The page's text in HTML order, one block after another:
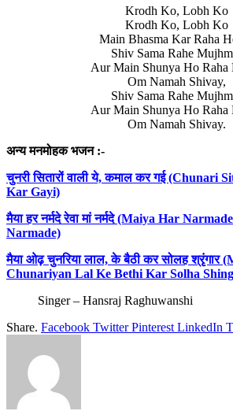
Krodh Ko, Lobh Ko
Krodh Ko, Lobh Ko
Main Bhasma Kar Raha
Shiv Sama Rahe
Aur Main Shunya Ho Raha
Om Namah Shivay,
Shiv Sama Rahe
Aur Main Shunya Ho Raha
Om Namah Shivay.
अन्य मनमोहक भजन :-
चुनरी सितारों वाली ये, कमाल कर गई (Chunari
Kar Gayi)
मैया हर नर्मदे रेवा मां नर्मदे (Maiya Har
Narmade)
मैया ओढ़ चुनरिया लाल, के बैठी कर सोलह श्रृंगार
Chunariyan Lal Ke Bethi Kar Solha
Singer – Hansraj Raghuwanshi
Share. Facebook Twitter Pinterest LinkedIn